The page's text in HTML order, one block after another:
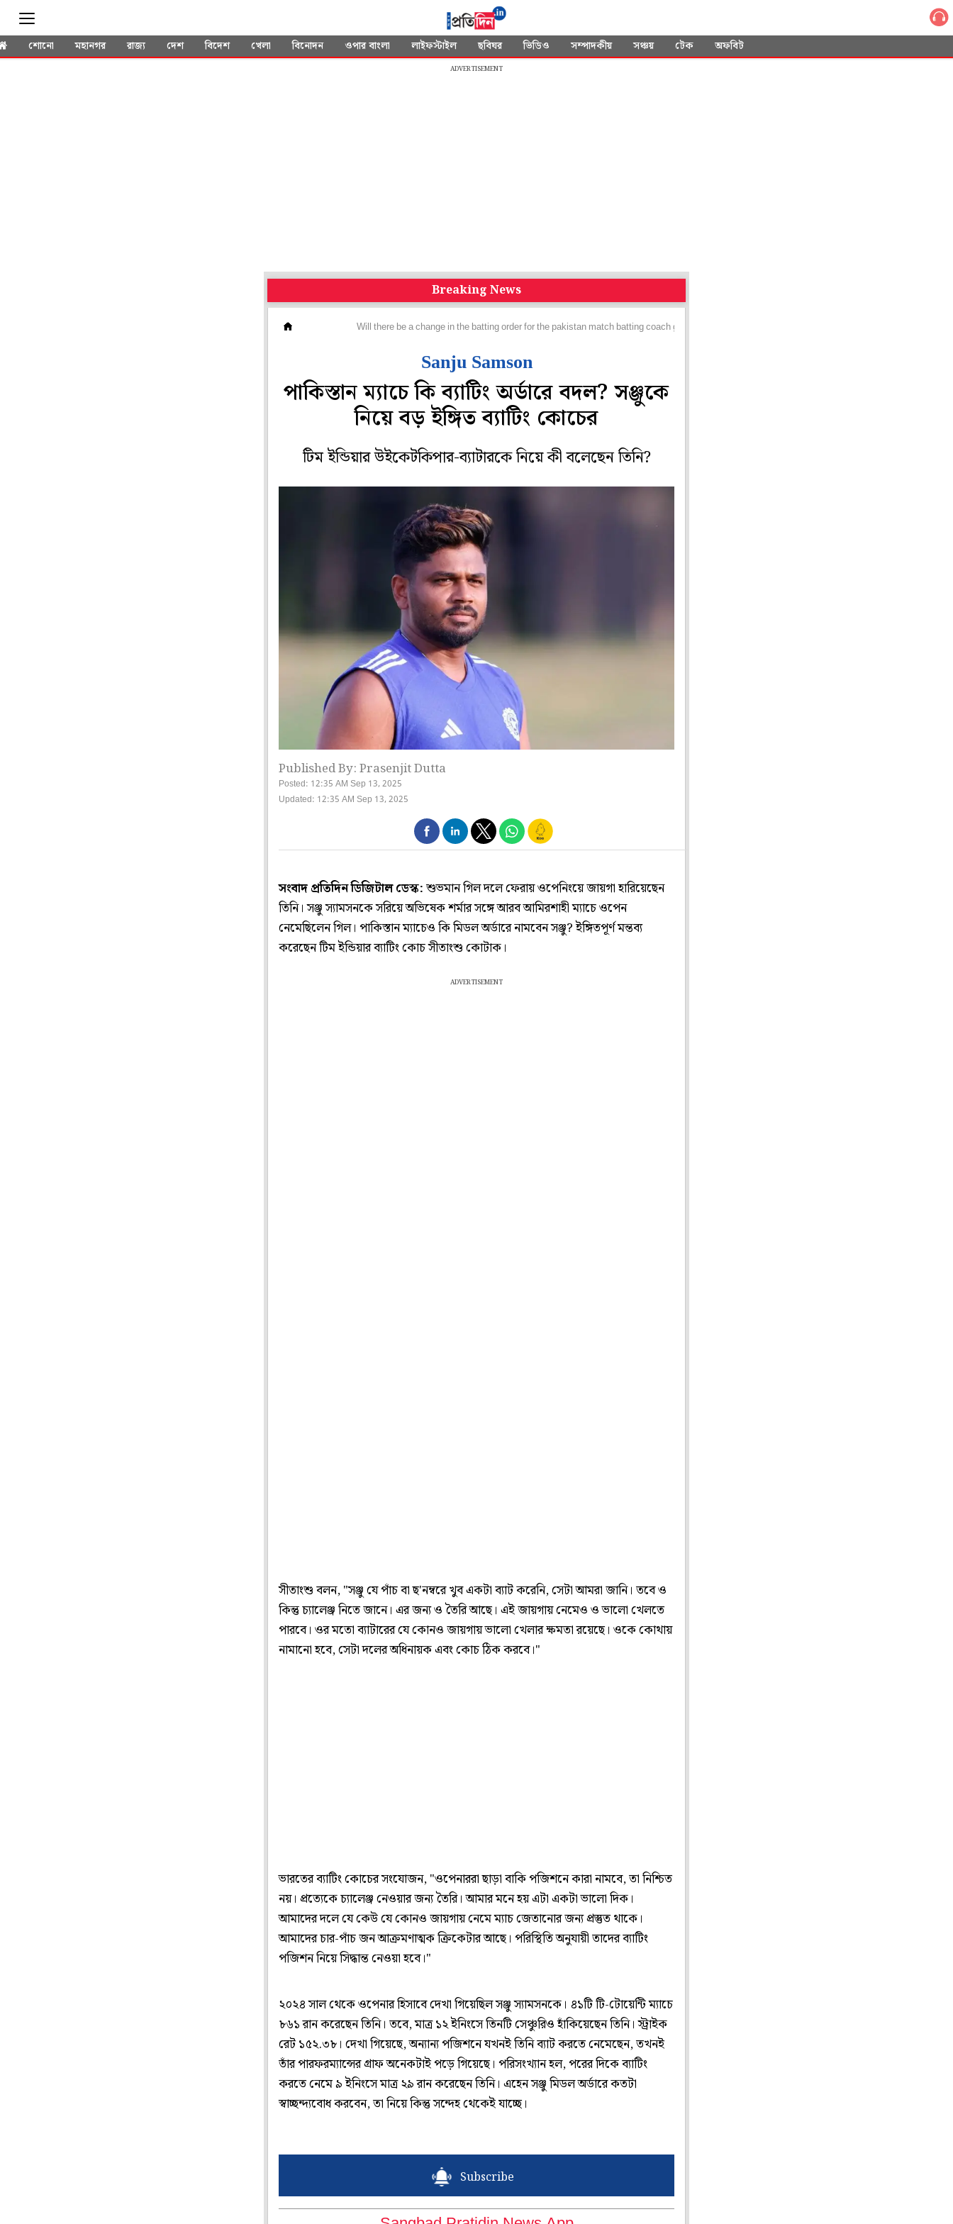
শোনো মহানগর রাজ্য দেশ বিদেশ খেলা বিনোদন ওপার বাংলা লাইফস্টাইল ছবিঘর ভিডিও সম্পাদকীয় সঞ্চয় টেক অফবিট
ADVERTISEMENT
Breaking News
Will there be a change in the batting order for the pakistan match batting coach gives a big hint about sanju samson
Sanju Samson
পাকিস্তান ম্যাচে কি ব্যাটিং অর্ডারে বদল? সঞ্জুকে
নিয়ে বড় ইঙ্গিত ব্যাটিং কোচের
টিম ইন্ডিয়ার উইকেটকিপার-ব্যাটারকে নিয়ে কী বলেছেন তিনি?
Published By: Prasenjit Dutta
Posted: 12:35 AM Sep 13, 2025
Updated: 12:35 AM Sep 13, 2025
সংবাদ প্রতিদিন ডিজিটাল ডেস্ক:শুভমান গিল দলে ফেরায় ওপেনিংয়ে জায়গা হারিয়েছেন
তিনি। সঞ্জু স্যামসনকে সরিয়ে অভিষেক শর্মার সঙ্গে আরব আমিরশাহী ম্যাচে ওপেন
নেমেছিলেন গিল। পাকিস্তান ম্যাচেও কি মিডল অর্ডারে নামবেন সঞ্জু? ইঙ্গিতপূর্ণ মন্তব্য
করেছেন টিম ইন্ডিয়ার ব্যাটিং কোচ সীতাংশু কোটাক।
ADVERTISEMENT
সীতাংশু বলন, "সঞ্জু যে পাঁচ বা ছ'নম্বরে খুব একটা ব্যাট করেনি, সেটা আমরা জানি। তবে ও
কিন্তু চ্যালেঞ্জ নিতে জানে। এর জন্য ও তৈরি আছে। এই জায়গায় নেমেও ও ভালো খেলতে
পারবে। ওর মতো ব্যাটারের যে কোনও জায়গায় ভালো খেলার ক্ষমতা রয়েছে। ওকে কোথায়
নামানো হবে, সেটা দলের অধিনায়ক এবং কোচ ঠিক করবে।"
ভারতের ব্যাটিং কোচের সংযোজন, "ওপেনাররা ছাড়া বাকি পজিশনে কারা নামবে, তা নিশ্চিত
নয়। প্রত্যেকে চ্যালেঞ্জ নেওয়ার জন্য তৈরি। আমার মনে হয় এটা একটা ভালো দিক।
আমাদের দলে যে কেউ যে কোনও জায়গায় নেমে ম্যাচ জেতানোর জন্য প্রস্তুত থাকে।
আমাদের চার-পাঁচ জন আক্রমণাত্মক ক্রিকেটার আছে। পরিস্থিতি অনুযায়ী তাদের ব্যাটিং
পজিশন নিয়ে সিদ্ধান্ত নেওয়া হবে।"
২০২৪ সাল থেকে ওপেনার হিসাবে দেখা গিয়েছিল সঞ্জু স্যামসনকে। ৪১টি টি-টোয়েন্টি ম্যাচে
৮৬১ রান করেছেন তিনি। তবে, মাত্র ১২ ইনিংসে তিনটি সেঞ্চুরিও হাঁকিয়েছেন তিনি। স্ট্রাইক
রেট ১৫২.৩৮। দেখা গিয়েছে, অন্যান্য পজিশনে যখনই তিনি ব্যাট করতে নেমেছেন, তখনই
তাঁর পারফরম্যান্সের গ্রাফ অনেকটাই পড়ে গিয়েছে। পরিসংখ্যান হল, পরের দিকে ব্যাটিং
করতে নেমে ৯ ইনিংসে মাত্র ২৯ রান করেছেন তিনি। এহেন সঞ্জু মিডল অর্ডারে কতটা
স্বাচ্ছন্দ্যবোধ করবেন, তা নিয়ে কিন্তু সন্দেহ থেকেই যাচ্ছে।
Subscribe